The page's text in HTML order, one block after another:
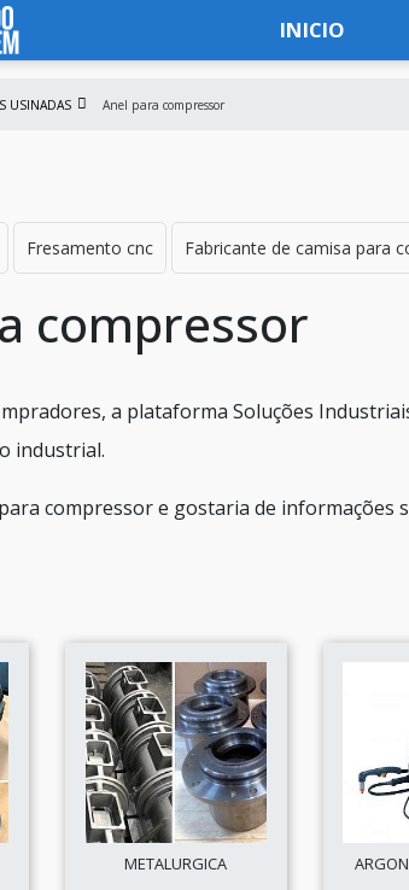
INICIO
USINADAS Anel para compressor
Fresamento cnc Fabricante de camisa para
compressor
a plataforma Soluções
industrial.
compressor e gostaria de informações
METALURGICA